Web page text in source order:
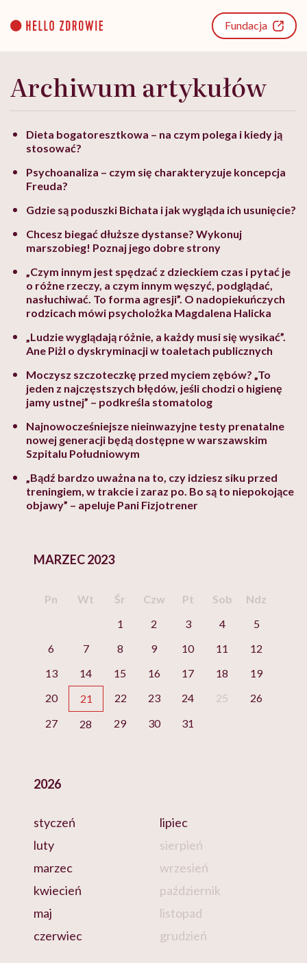
content
Fundacja
Archiwum artykułów
Dieta bogatoresztkowa – na czym polega i kiedy ją
stosować?
Psychoanaliza – czym się charakteryzuje koncepcja
Freuda?
Gdzie są poduszki Bichata i jak wygląda ich usunięcie?
Chcesz biegać dłuższe dystanse? Wykonuj
marszobieg! Poznaj jego dobre strony
„Czym innym jest spędzać z dzieckiem czas i pytać je
o różne rzeczy, a czym innym węszyć, podglądać,
nasłuchiwać. To forma agresji”. O nadopiekuńczych
rodzicach mówi psycholożka Magdalena Halicka
„Ludzie wyglądają różnie, a każdy musi się wysikać”.
Ane Piżl o dyskryminacji w toaletach publicznych
Moczysz szczoteczkę przed myciem zębów? „To
jeden z najczęstszych błędów, jeśli chodzi o higienę
jamy ustnej” – podkreśla stomatolog
Najnowocześniejsze nieinwazyjne testy prenatalne
nowej generacji będą dostępne w warszawskim
Szpitalu Południowym
„Bądź bardzo uważna na to, czy idziesz siku przed
treningiem, w trakcie i zaraz po. Bo są to niepokojące
objawy” – apeluje Pani Fizjotrener
MARZEC 2023
Pn Wt Śr Czw Pt Sob
Ndz
1
2 3 4
5
6
7 8 9 10 11
12
13
14 15 16 17 18
19
20
21 22 23 24 25
26
27
28 29 30 31
2026
styczeń
luty
marzec
kwiecień
maj
czerwiec
lipiec
sierpień
wrzesień
październik
listopad
grudzień